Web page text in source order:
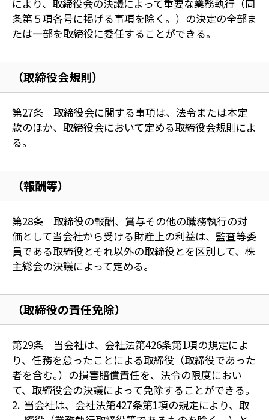
により、取締役会の決議によって重要な業務執行（同
条第５項各号に掲げる事項を除く。）の決定の全部ま
たは一部を取締役に委任することができる。
（取締役会規則）
第27条 取締役会に関する事項は、法令または本定
款のほか、取締役会において定める取締役会規則によ
る。
（報酬等）
第28条 取締役の報酬、賞与その他の職務執行の対
価として当会社から受ける財産上の利益は、監査等委
員である取締役とそれ以外の取締役とを区別して、株
主総会の決議によって定める。
（取締役の責任免除）
第29条 当会社は、会社法第426条第1項の規定によ
り、任務を怠ったことによる取締役（取締役であった
者を含む｡）の損害賠償責任を、法令の限度におい
て、取締役会の決議によって免除することができる。
当会社は、会社法第427条第1項の規定により、取